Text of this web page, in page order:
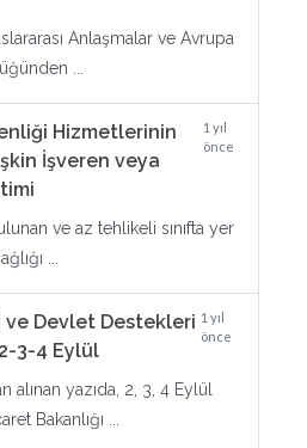
Anlaşmalar ve Avrupa
...
Hizmetlerinin
İşveren veya
1 yıl
önce
ve az tehlikeli sınıfta yer
...
Devlet Destekleri
3-4 Eylül
1 yıl
önce
alınan yazıda, 2, 3, 4 Eylül
Bakanlığı ...